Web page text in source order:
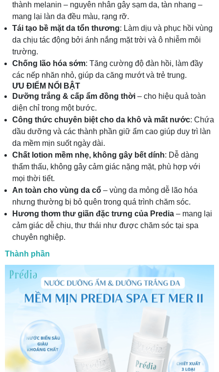
thành melanin – nguyên nhân gây sạm da, tàn nhang –
mang lại làn da đều màu, rạng rỡ.
Tái tạo bề mặt da tổn thương: Làm dịu và phục hồi vùng
da chịu tác động bởi ánh nắng mặt trời và ô nhiễm môi
trường.
Chống lão hóa sớm: Tăng cường độ đàn hồi, làm đầy
các nếp nhăn nhỏ, giúp da căng mướt và trẻ trung.
ƯU ĐIỂM NỔI BẬT
Dưỡng trắng & cấp ẩm đồng thời – cho hiệu quả toàn
diện chỉ trong một bước.
Công thức chuyên biệt cho da khô và mất nước: Chứa
dầu dưỡng và các thành phần giữ ẩm cao giúp duy trì làn
da mềm mịn suốt ngày dài.
Chất lotion mềm nhẹ, không gây bết dính: Dễ dàng
thẩm thấu, không gây cảm giác nặng mặt, phù hợp với
mọi thời tiết.
An toàn cho vùng da cổ – vùng da mỏng dễ lão hóa
nhưng thường bị bỏ quên trong quá trình chăm sóc.
Hương thơm thư giãn đặc trưng của Predia – mang lại
cảm giác dễ chịu, thư thái như được chăm sóc tại spa
chuyên nghiệp.
Thành phần